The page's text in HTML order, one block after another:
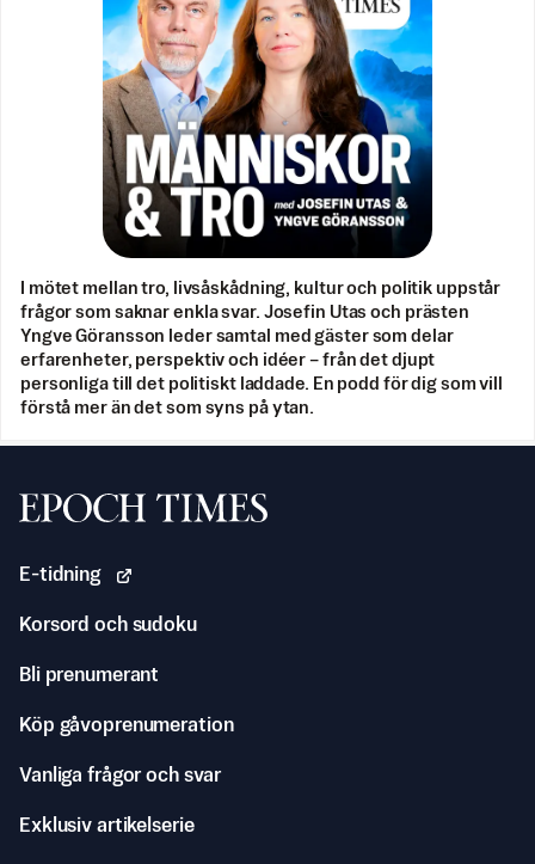
I mötet mellan tro, livsåskådning, kultur och politik uppstår
frågor som saknar enkla svar. Josefin Utas och prästen
Yngve Göransson leder samtal med gäster som delar
erfarenheter, perspektiv och idéer – från det djupt
personliga till det politiskt laddade. En podd för dig som vill
förstå mer än det som syns på ytan.
Svenska Epoch Times
E-tidning
Korsord och sudoku
Bli prenumerant
Köp gåvoprenumeration
Vanliga frågor och svar
Exklusiv artikelserie